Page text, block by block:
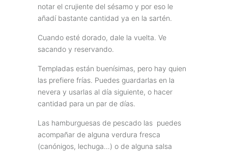
notar el crujiente del sésamo y por eso le
añadí bastante cantidad ya en la sartén.
Cuando esté dorado, dale la vuelta. Ve
sacando y reservando.
Templadas están buenísimas, pero hay quien
las prefiere frías. Puedes guardarlas en la
nevera y usarlas al día siguiente, o hacer
cantidad para un par de días.
Las hamburguesas de pescado las puedes
acompañar de alguna verdura fresca
(canónigos, lechuga…) o de alguna salsa